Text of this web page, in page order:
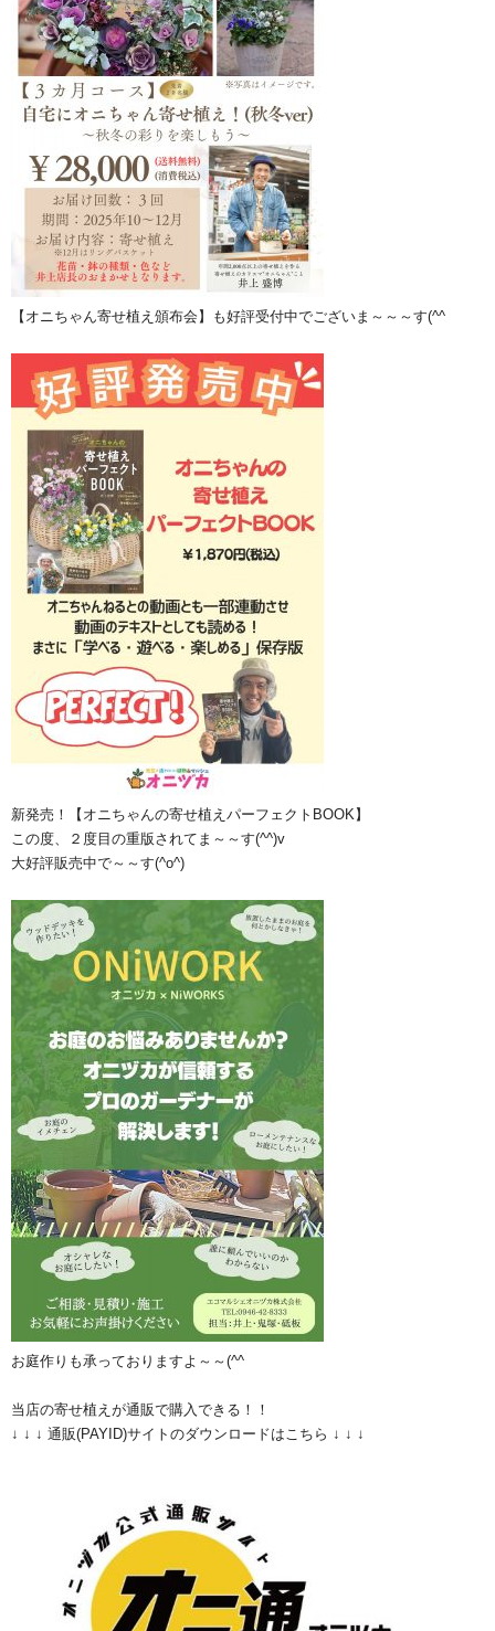
【オニちゃん寄せ植え頒布会】も好評受付中でございま～～～す(^^ゞ
新発売！【オニちゃんの寄せ植えパーフェクトBOOK】
この度、２度目の重版されてま～～す(^^)v
大好評販売中で～～す(^o^)
お庭作りも承っておりますよ～～(^^ゞ
当店の寄せ植えが通販で購入できる！！
↓ ↓ ↓ 通販(PAYID)サイトのダウンロードはこちら ↓ ↓ ↓